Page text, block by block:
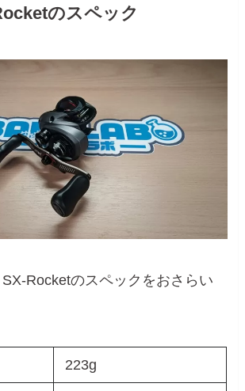
のスペック
Rocketのスペックをおさらい
223g